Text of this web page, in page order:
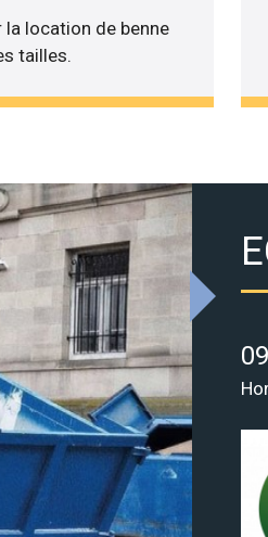
la location de benne
tailles.